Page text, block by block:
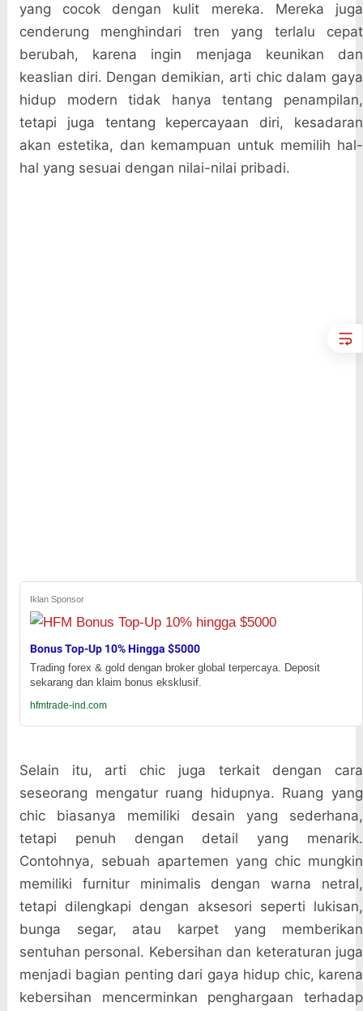
yang cocok dengan kulit mereka. Mereka juga
cenderung menghindari tren yang terlalu cepat
berubah, karena ingin menjaga keunikan dan
keaslian diri. Dengan demikian, arti chic dalam gaya
hidup modern tidak hanya tentang penampilan,
tetapi juga tentang kepercayaan diri, kesadaran
akan estetika, dan kemampuan untuk memilih hal-
hal yang sesuai dengan nilai-nilai pribadi.
Iklan Sponsor
Bonus Top-Up 10% Hingga $5000
Trading forex & gold dengan broker global terpercaya. Deposit
sekarang dan klaim bonus eksklusif.
hfmtrade-ind.com
Selain itu, arti chic juga terkait dengan cara
seseorang mengatur ruang hidupnya. Ruang yang
chic biasanya memiliki desain yang sederhana,
tetapi penuh dengan detail yang menarik.
Contohnya, sebuah apartemen yang chic mungkin
memiliki furnitur minimalis dengan warna netral,
tetapi dilengkapi dengan aksesori seperti lukisan,
bunga segar, atau karpet yang memberikan
sentuhan personal. Kebersihan dan keteraturan juga
menjadi bagian penting dari gaya hidup chic, karena
kebersihan mencerminkan penghargaan terhadap